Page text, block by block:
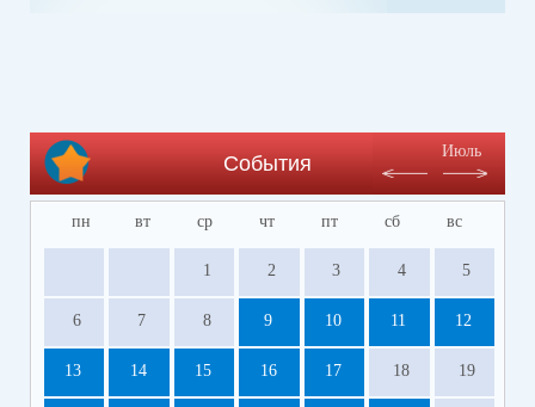
События
Июль
пн вт ср чт пт сб вс
1 2 3 4 5
6 7 8 9 10 11 12
13 14 15 16 17 18 19